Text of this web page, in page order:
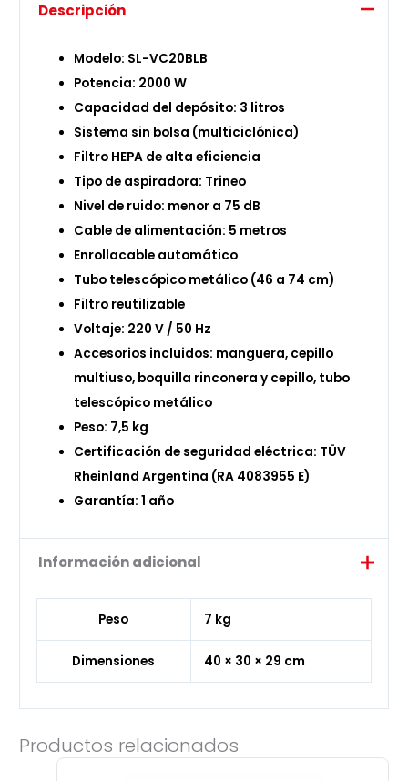
Descripción
Modelo: SL-VC20BLB
Potencia: 2000 W
Capacidad del depósito: 3 litros
Sistema sin bolsa (multiciclónica)
Filtro HEPA de alta eficiencia
Tipo de aspiradora: Trineo
Nivel de ruido: menor a 75 dB
Cable de alimentación: 5 metros
Enrollacable automático
Tubo telescópico metálico (46 a 74 cm)
Filtro reutilizable
Voltaje: 220 V / 50 Hz
Accesorios incluidos: manguera, cepillo
multiuso, boquilla rinconera y cepillo, tubo
telescópico metálico
Peso: 7,5 kg
Certificación de seguridad eléctrica: TÜV
Rheinland Argentina (RA 4083955 E)
Garantía: 1 año
Información adicional
Peso 7 kg
Dimensiones 40 × 30 × 29 cm
Productos relacionados